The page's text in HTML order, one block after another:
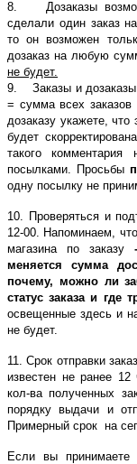
8. Дозаказы
сделали один заказ
то он возможен
дозаказ на любую
не будет.
9. Заказы и дозаказы
= сумма всех
дозаказу укажете,
будет
такого
посылками. Просьбы
одну посылку не
10. Проверяться и
12-00. Напоминаем,
магазина по заказу
меняется сумма
почему, можно ли
статус заказа и где
освещенные здесь и
не будет.
11. Срок отправки
известен не ранее
кол-ва полученных
порядку выдачи и
Примерный срок на
Если вы